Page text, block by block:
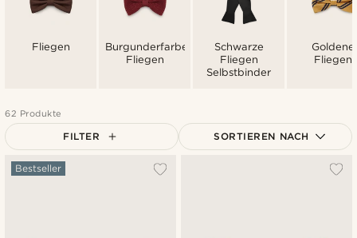
Fliegen
Burgunderfarbene
Fliegen
Schwarze
Fliegen
Selbstbinder
Goldene
Fliegen
62 Produkte
FILTER SORTIEREN NACH
Bestseller